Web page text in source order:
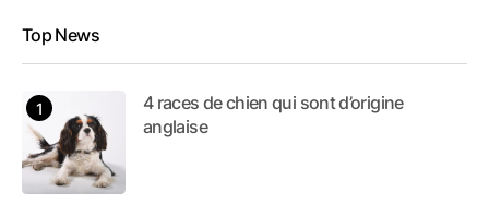
Top News
4 races de chien qui sont d’origine
anglaise